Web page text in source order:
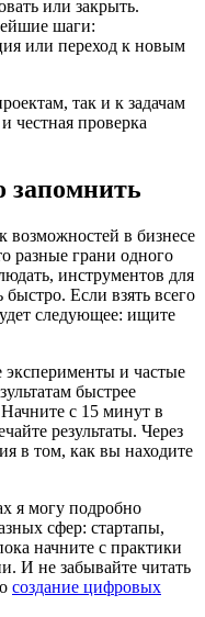
или закрыть.
шаги:
или переход к новым
так и к задачам
честная проверка
запомнить
возможностей в бизнесе
разные грани одного
инструментов для
Если взять всего
следующее: ищите
и частые
быстрее
с 15 минут в
результаты. Через
в том, как вы находите
я могу подробно
сфер: стартапы,
начните с практики
И не забывайте читать
создание цифровых